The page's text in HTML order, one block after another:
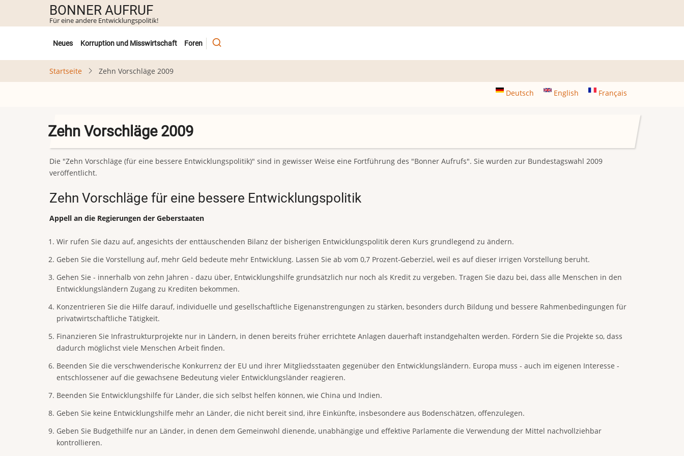
Inhalt
BONNER AUFRUF
Für eine andere Entwicklungspolitik!
Untermenü
Neues Korruption und Misswirtschaft Foren
Startseite Zehn Vorschläge 2009
Deutsch English Français
Zehn Vorschläge 2009
Die "Zehn Vorschläge (für eine bessere Entwicklungspolitik)" sind in gewisser Weise eine Fortführung des "Bonner Aufrufs". Sie wurden zur Bundestagswahl 2009
veröffentlicht.
Zehn Vorschläge für eine bessere Entwicklungspolitik
Appell an die Regierungen der Geberstaaten
Wir rufen Sie dazu auf, angesichts der enttäuschenden Bilanz der bisherigen Entwicklungspolitik deren Kurs grundlegend zu ändern.
Geben Sie die Vorstellung auf, mehr Geld bedeute mehr Entwicklung. Lassen Sie ab vom 0,7 Prozent-Geberziel, weil es auf dieser irrigen Vorstellung beruht.
Gehen Sie - innerhalb von zehn Jahren - dazu über, Entwicklungshilfe grundsätzlich nur noch als Kredit zu vergeben. Tragen Sie dazu bei, dass alle Menschen in den
Entwicklungsländern Zugang zu Krediten bekommen.
Konzentrieren Sie die Hilfe darauf, individuelle und gesellschaftliche Eigenanstrengungen zu stärken, besonders durch Bildung und bessere Rahmenbedingungen für
privatwirtschaftliche Tätigkeit.
Finanzieren Sie Infrastrukturprojekte nur in Ländern, in denen bereits früher errichtete Anlagen dauerhaft instandgehalten werden. Fördern Sie die Projekte so, dass
dadurch möglichst viele Menschen Arbeit finden.
Beenden Sie die verschwenderische Konkurrenz der EU und ihrer Mitgliedsstaaten gegenüber den Entwicklungsländern. Europa muss - auch im eigenen Interesse -
entschlossener auf die gewachsene Bedeutung vieler Entwicklungsländer reagieren.
Beenden Sie Entwicklungshilfe für Länder, die sich selbst helfen können, wie China und Indien.
Geben Sie keine Entwicklungshilfe mehr an Länder, die nicht bereit sind, ihre Einkünfte, insbesondere aus Bodenschätzen, offenzulegen.
Geben Sie Budgethilfe nur an Länder, in denen dem Gemeinwohl dienende, unabhängige und effektive Parlamente die Verwendung der Mittel nachvollziehbar
kontrollieren.